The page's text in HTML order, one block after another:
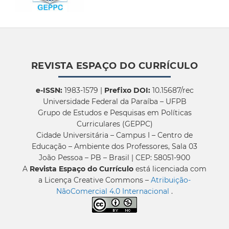
REVISTA ESPAÇO DO CURRÍCULO
e-ISSN:1983-1579 | Prefixo DOI:10.15687/rec
Universidade Federal da Paraíba – UFPB
Grupo de Estudos e Pesquisas em Políticas
Curriculares (GEPPC)
Cidade Universitária – Campus I – Centro de
Educação – Ambiente dos Professores, Sala 03
João Pessoa – PB – Brasil | CEP: 58051-900
A Revista Espaço do Currículo está licenciada com
a Licença Creative Commons – Atribuição-
NãoComercial 4.0 Internacional .